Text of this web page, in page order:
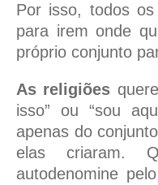
Por isso, todos
para irem onde
próprio conjunto
As religiões
isso” ou “sou
apenas do
elas criaram.
autodenomine